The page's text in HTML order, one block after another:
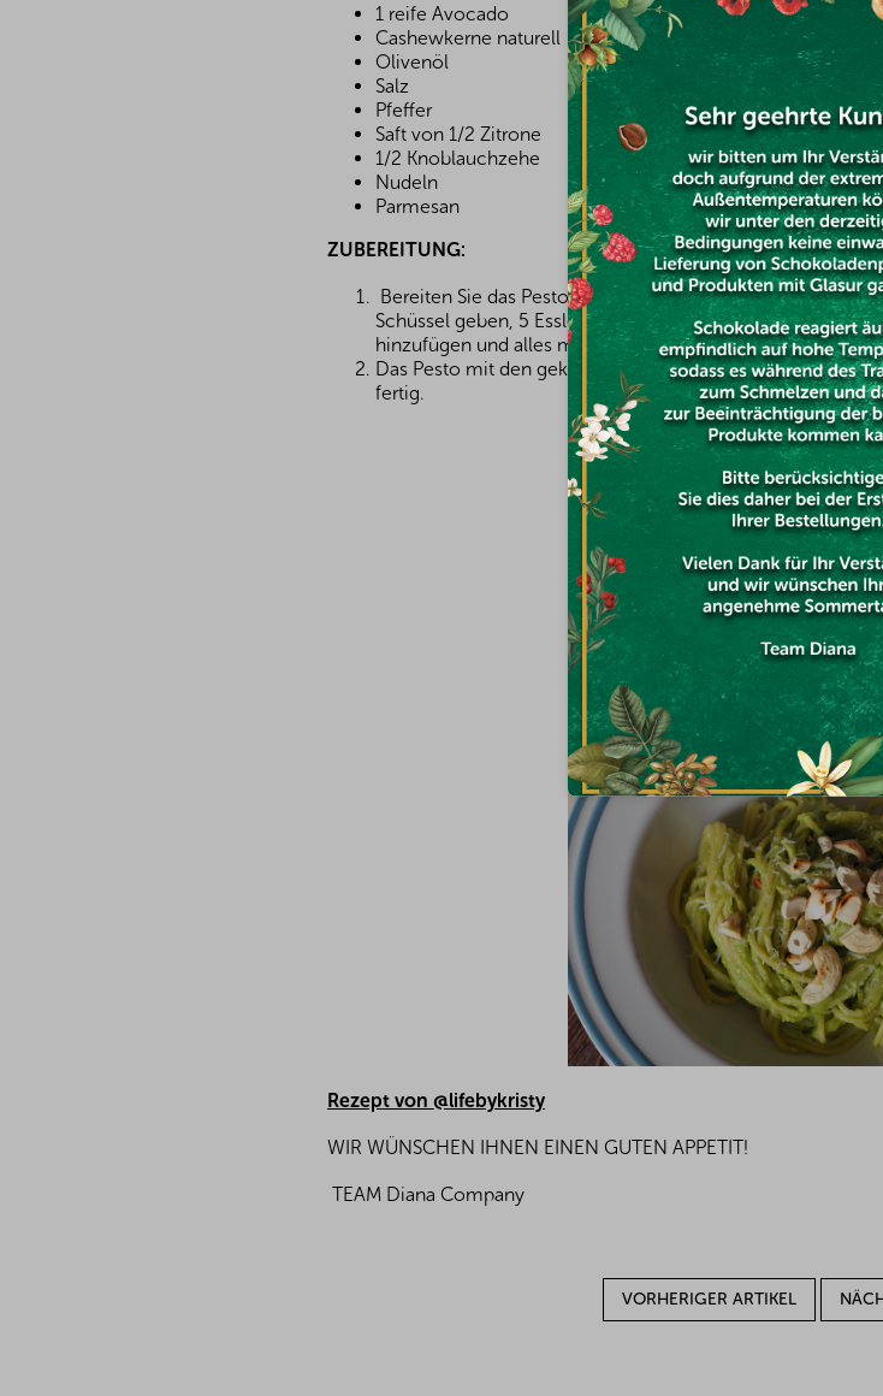
1 reife Avocado
Cashewkerne naturell
Olivenöl
Salz
Pfeffer
Saft von 1/2 Zitrone
1/2 Knoblauchzehe
Nudeln
Parmesan
ZUBEREITUNG:
Bereiten Sie das Pesto zu, indem Sie 1 große reife
Schüssel geben, 5 Esslöffel Olivenöl, Salz, Pfeffer, den
hinzufügen und alles mit einem Stabmixer pürieren.
Das Pesto mit den gekochten Nudeln vermischen, mit
fertig.
Rezept von @lifebykristy
WIR WÜNSCHEN IHNEN EINEN GUTEN APPETIT!
TEAM Diana Company
VORHERIGER ARTIKEL